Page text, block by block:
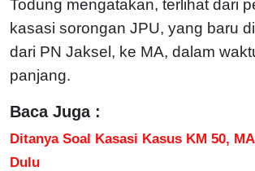
Todung mengatakan, terlihat dari
kasasi sorongan JPU, yang baru
dari PN Jaksel, ke MA, dalam
panjang.
Baca Juga :
Ditanya Soal Kasasi Kasus KM 50,
Dulu